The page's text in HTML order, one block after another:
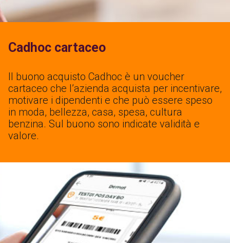
Cadhoc cartaceo
Il buono acquisto Cadhoc è un voucher
cartaceo che l’azienda acquista per incentivare,
motivare i dipendenti e che può essere speso
in moda, bellezza, casa, spesa, cultura
benzina. Sul buono sono indicate validità e
valore.